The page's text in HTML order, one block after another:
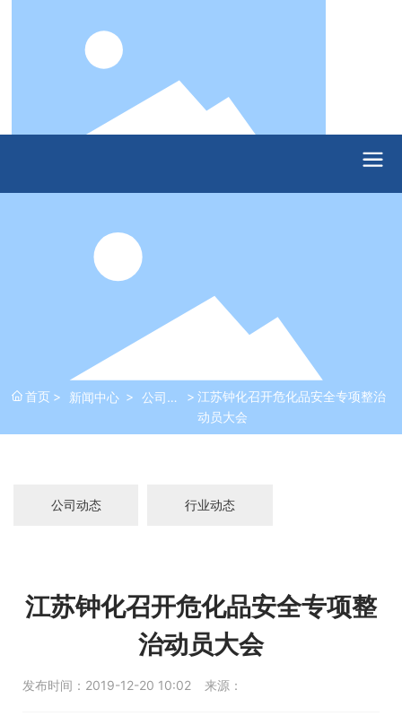
首页 新闻中心
公司动
江苏钟化召开危化品安全专项整治
动员大会
公司动态 行业动态
江苏钟化召开危化品安全专项整
治动员大会
发布时间： 2019-12-20 10:02 来源：